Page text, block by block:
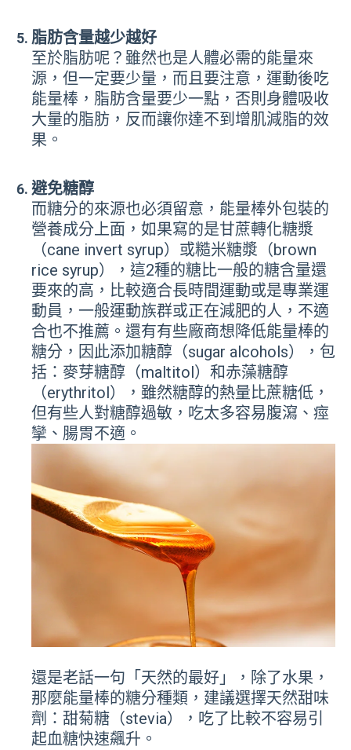
脂肪含量越少越好
至於脂肪呢？雖然也是人體必需的能量來
源，但一定要少量，而且要注意， 運動後吃
能量棒，脂肪含量要少一點，否則身體吸收
大量的脂肪，反而讓你達不到增肌減脂的效
果。
避免糖醇
而糖分的來源也必須留意，能量棒外包裝的
營養成分上面，如果寫的是甘蔗轉化糖漿
（cane invert syrup）或糙米糖漿（brown
rice syrup），這2種的糖比一般的糖含量還
要來的高，比較適合長時間運動或是專業運
動員，一般運動族群或正在減肥的人，不適
合也不推薦。還有有些廠商想降低能量棒的
糖分，因此添加糖醇（sugar alcohols），包
括：麥芽糖醇（maltitol）和赤藻糖醇
（erythritol），雖然糖醇的熱量比蔗糖低，
但有些人對糖醇過敏，吃太多容易腹瀉、痙
攣、腸胃不適。
還是老話一句「天然的最好」，除了水果，
那麼能量棒的糖分種類，建議選擇天然甜味
劑：甜菊糖（stevia），吃了比較不容易引
起血糖快速飆升。